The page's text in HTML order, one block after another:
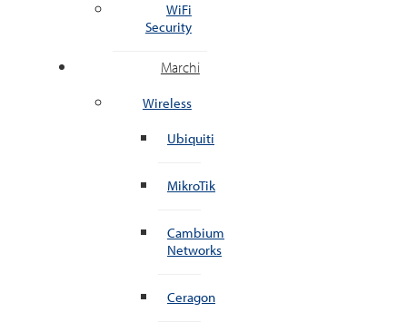
WiFi
Security
Marchi
Wireless
Ubiquiti
MikroTik
Cambium
Networks
Ceragon